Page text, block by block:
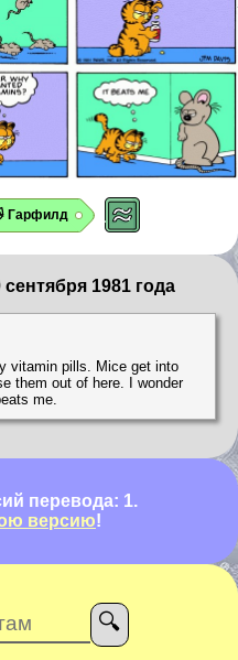
Гарфилд
1981 года
vitamin pills. Mice get into
them out of here. I wonder
me.
перевода: 1.
версию!